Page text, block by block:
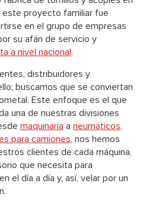
este proyecto familiar fue
en el grupo de empresas
su afán de servicio y
a nivel nacional.
distribuidores y
buscamos que se conviertan
Este enfoque es el que
una de nuestras divisiones
maquinaria a neumáticos,
para camiones, nos hemos
clientes de cada máquina,
que necesita para
el día a día y, así, velar por un